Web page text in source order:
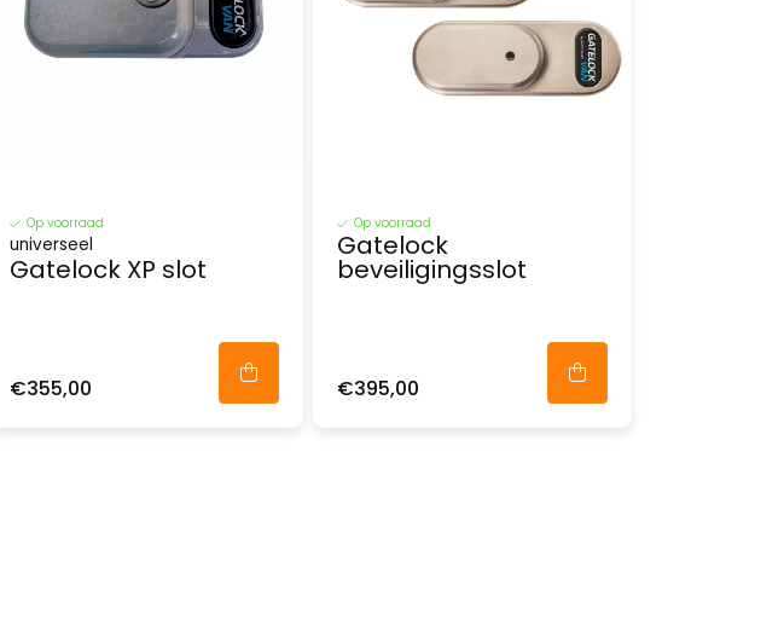
Op voorraad
universeel
Gatelock XP slot
€355,00
Op voorraad
Gatelock
beveiligingsslot
€395,00